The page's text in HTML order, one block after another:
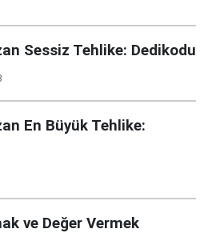
Sessiz Tehlike: Dedikodu
En Büyük Tehlike:
ve Değer Vermek